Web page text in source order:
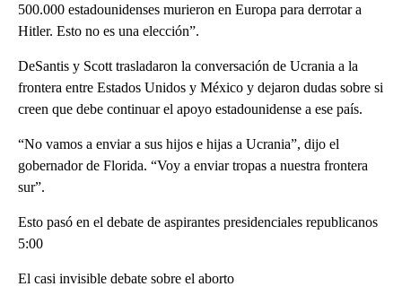
500.000 estadounidenses murieron en Europa para derrotar a
Hitler. Esto no es una elección”.
DeSantis y Scott trasladaron la conversación de Ucrania a la
frontera entre Estados Unidos y México y dejaron dudas sobre si
creen que debe continuar el apoyo estadounidense a ese país.
“No vamos a enviar a sus hijos e hijas a Ucrania”, dijo el
gobernador de Florida. “Voy a enviar tropas a nuestra frontera
sur”.
Esto pasó en el debate de aspirantes presidenciales republicanos
5:00
El casi invisible debate sobre el aborto